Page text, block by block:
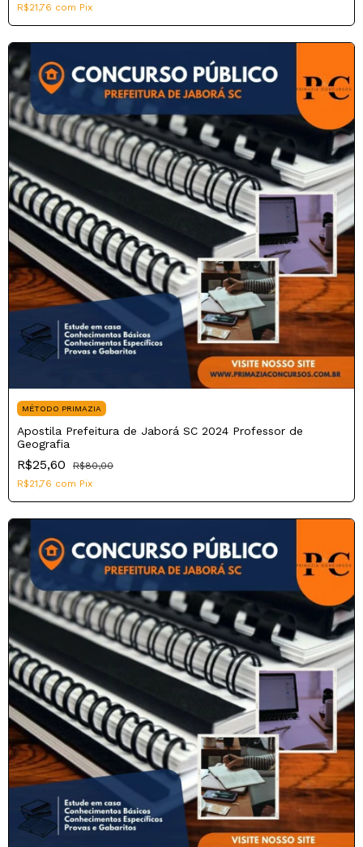
R$21,76 com Pix
MÉTODO PRIMAZIA
Apostila Prefeitura de Jaborá SC 2024 Professor de
Geografia
R$25,60
R$80,00
R$21,76 com Pix